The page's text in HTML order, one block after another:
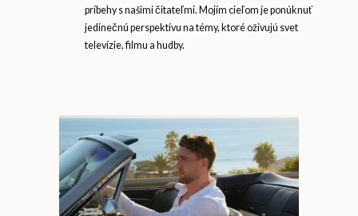
príbehy s našimi čitateľmi. Mojím cieľom je ponúknuť
jedinečnú perspektívu na témy, ktoré oživujú svet
televízie, filmu a hudby.